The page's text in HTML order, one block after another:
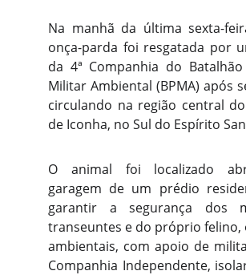
Na manhã da última sexta-
onça-parda foi resgatada por
da 4ª Companhia do
Militar Ambiental (BPMA) após
circulando na região central
de Iconha, no Sul do Espírito
O animal foi localizado
garagem de um prédio
garantir a segurança dos
transeuntes e do próprio felino,
ambientais, com apoio de
Companhia Independente,